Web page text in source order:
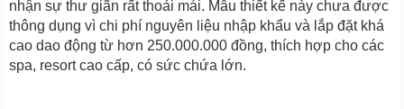
nhận sự thư giãn rất thoải mái. Mẫu thiết kế này chưa được
thông dụng vì chi phí nguyên liệu nhập khẩu và lắp đặt khá
cao dao động từ hơn 250.000.000 đồng, thích hợp cho các
spa, resort cao cấp, có sức chứa lớn.